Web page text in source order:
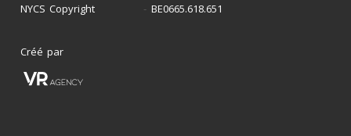
NYCS Copyright - BE0665.618.651
Créé par